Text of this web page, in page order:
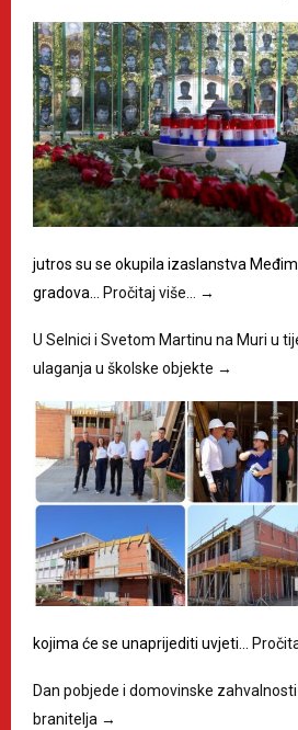
jutros su se okupila izaslanstva
gradova…
Pročitaj više… →
U Selnici i Svetom Martinu na Muri u
ulaganja u školske objekte →
kojima će se unaprijediti uvjeti…
Dan pobjede i domovinske
branitelja →